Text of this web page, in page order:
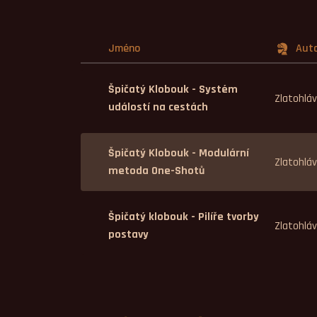
Jméno
Špičatý Klobouk - Systém
událostí na cestách
Špičatý Klobouk - Modulární
metoda One-Shotů
Špičatý klobouk - Pilíře tvorby
postavy